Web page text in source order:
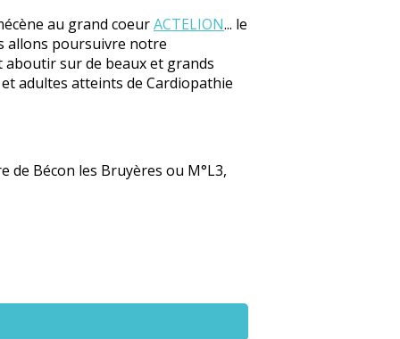
au grand coeurACTELION... le
allons poursuivre notre
sur de beaux et grands
adultes atteints de Cardiopathie
de Bécon les Bruyères ou M°L3,